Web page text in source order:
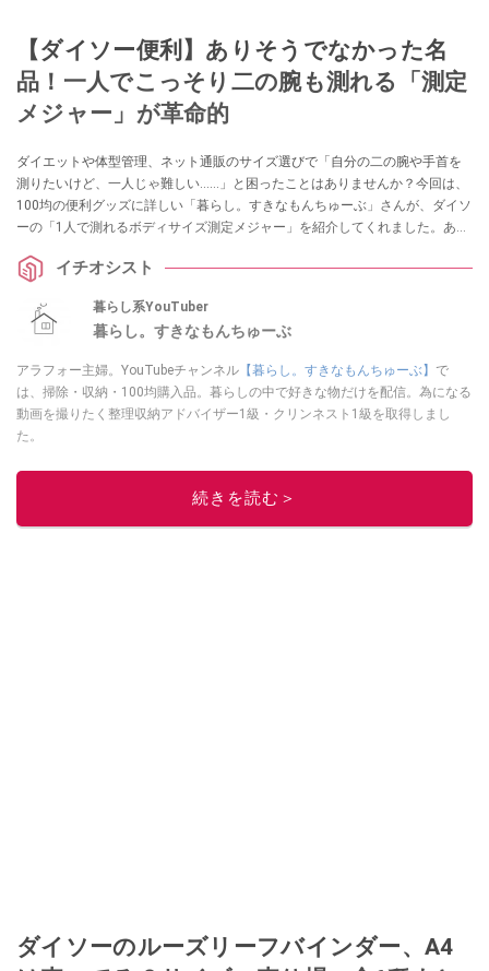
【ダイソー便利】ありそうでなかった名
品！一人でこっそり二の腕も測れる「測定
メジャー」が革命的
ダイエットや体型管理、ネット通販のサイズ選びで「自分の二の腕や手首を
測りたいけど、一人じゃ難しい……」と困ったことはありませんか？今回は、
100均の便利グッズに詳しい「暮らし。すきなもんちゅーぶ」さんが、ダイソ
ーの「1人で測れるボディサイズ測定メジャー」を紹介してくれました。あり
家に一台レベルの重宝アイテムです！
イチオシスト
暮らし系YouTuber
暮らし。すきなもんちゅーぶ
アラフォー主婦。YouTubeチャンネル 【暮らし。すきなもんちゅーぶ】 で
は、掃除・収納・100均購入品。暮らしの中で好きな物だけを配信。為になる
動画を撮りたく整理収納アドバイザー1級・クリンネスト1級を取得しまし
た。
このイチオシストの他の記事を読む
続きを読む＞
ダイソーのルーズリーフバインダー、A4